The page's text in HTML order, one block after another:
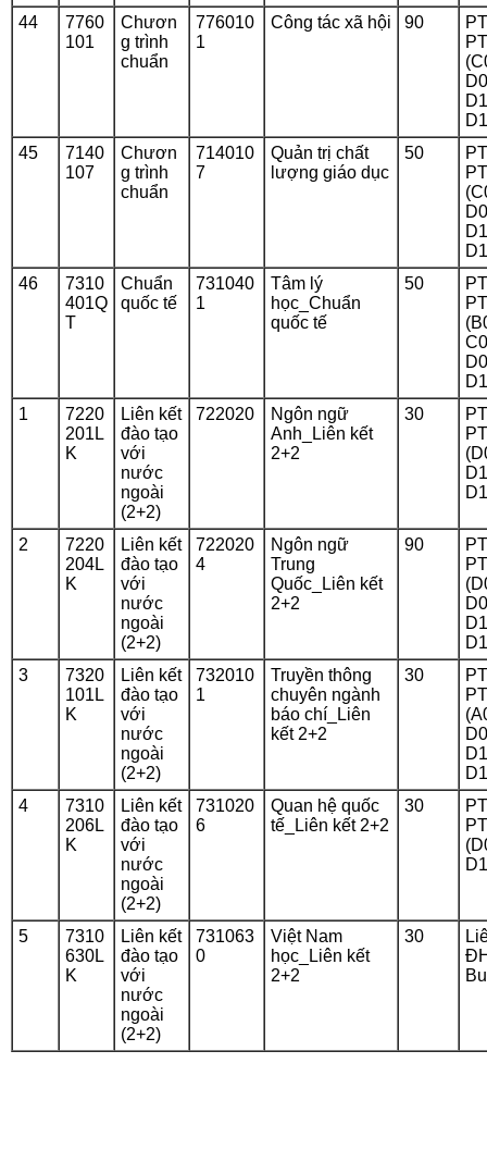
44
7760
101
Chươn
g trình
chuẩn
776010
1
Công tác xã hội 90
45
7140
107
Chươn
g trình
chuẩn
714010
7
Quản trị chất
lượng giáo dục
50
46
7310
401Q
T
Chuẩn
quốc tế
731040
1
Tâm lý
học_Chuẩn
quốc tế
50
1
7220
201L
K
Liên kết
đào tạo
với
nước
ngoài
(2+2)
722020
Ngôn ngữ
Anh_Liên kết
2+2
30
2
7220
204L
K
Liên kết
đào tạo
với
nước
ngoài
(2+2)
722020
4
Ngôn ngữ
Trung
Quốc_Liên kết
2+2
90
3
7320
101L
K
Liên kết
đào tạo
với
nước
ngoài
(2+2)
732010
1
Truyền thông
chuyên ngành
báo chí_Liên
kết 2+2
30
4
7310
206L
K
Liên kết
đào tạo
với
nước
ngoài
(2+2)
731020
6
Quan hệ quốc
tế_Liên kết 2+2
30
5
7310
630L
K
Liên kết
đào tạo
với
nước
ngoài
(2+2)
731063
0
Việt Nam
học_Liên kết
2+2
30